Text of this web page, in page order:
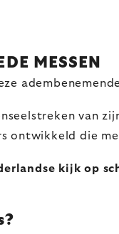
MESSEN
van
ontwikkeld die
kijk op